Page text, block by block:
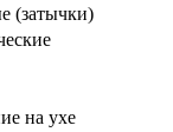
(затычки)
на ухе